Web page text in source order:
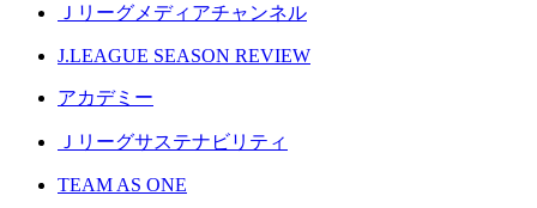
Ｊリーグメディアチャンネル
J.LEAGUE SEASON REVIEW
アカデミー
Ｊリーグサステナビリティ
TEAM AS ONE